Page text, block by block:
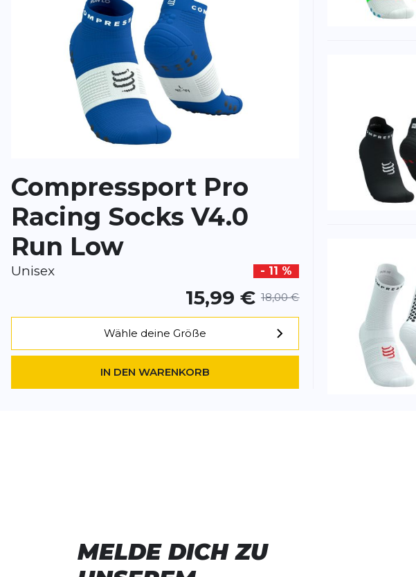
Rezension
Rezension
Pflichtfelder
BEWERTUNG HINZUFÜGEN
Dieses Formular ist durch reCAPTCHA geschützt – es gelten die Datenschutzbestimmungenund
Google.
Compressport Pro
Racing Socks V4.0
Run Low
Unisex - 11 %
15,99 € 18,00 €
Wähle deine Größe
IN DEN WARENKORB
MELDE DICH ZU